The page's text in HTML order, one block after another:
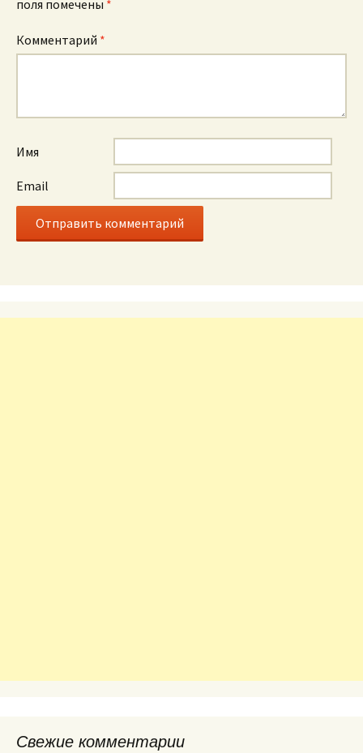
поля помечены *
Комментарий *
Имя
Email
Свежие комментарии